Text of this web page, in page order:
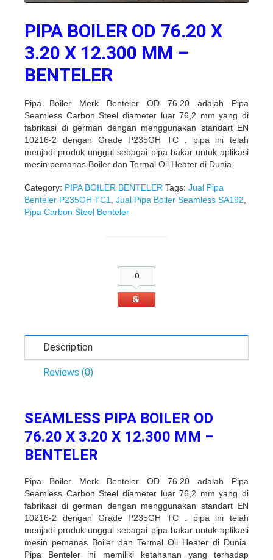
PIPA BOILER OD 76.20 X
3.20 X 12.300 MM –
BENTELER
Pipa Boiler Merk Benteler OD 76.20 adalah Pipa
Seamless Carbon Steel diameter luar 76,2 mm yang di
fabrikasi di german dengan menggunakan standart EN
10216-2 dengan Grade P235GH TC . pipa ini telah
menjadi produk unggul sebagai pipa bakar untuk aplikasi
mesin pemanas Boiler dan Termal Oil Heater di Dunia.
Category: PIPA BOILER BENTELER Tags: Jual Pipa
Benteler P235GH TC1
Jual Pipa Boiler Seamless SA192
Pipa Carbon Steel Benteler
0
Description
Reviews (0)
SEAMLESS PIPA BOILER OD
76.20 X 3.20 X 12.300 MM –
BENTELER
Pipa Boiler Merk Benteler OD 76.20 adalah Pipa
Seamless Carbon Steel diameter luar 76,2 mm yang di
fabrikasi di german dengan menggunakan standart EN
10216-2 dengan Grade P235GH TC . pipa ini telah
menjadi produk unggul sebagai pipa bakar untuk aplikasi
mesin pemanas Boiler dan Termal Oil Heater di Dunia.
Pipa Benteler ini memiliki ketahanan yang terhadap